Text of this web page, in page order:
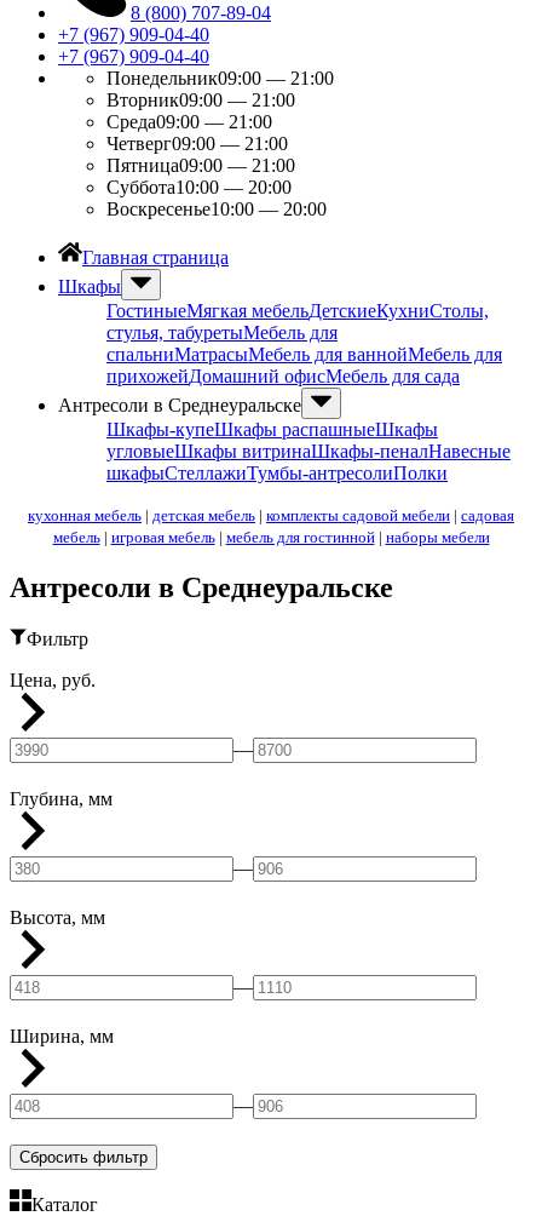
8 (800) 707-89-04
+7 (967) 909-04-40
+7 (967) 909-04-40
Понедельник09:00 — 21:00
Вторник09:00 — 21:00
Среда09:00 — 21:00
Четверг09:00 — 21:00
Пятница09:00 — 21:00
Суббота10:00 — 20:00
Воскресенье10:00 — 20:00
Главная страница
Шкафы
ГостиныеМягкая мебельДетскиеКухниСтолы,
стулья, табуретыМебель для
спальниМатрасыМебель для ваннойМебель для
прихожейДомашний офисМебель для сада
Антресоли в Среднеуральске
Шкафы-купеШкафы распашныеШкафы
угловыеШкафы витринаШкафы-пеналНавесные
шкафыСтеллажиТумбы-антресолиПолки
кухонная мебель | детская мебель | комплекты садовой мебели | садовая
мебель| игровая мебель| мебель для гостинной| наборы мебели
Антресоли в Среднеуральске
Фильтр
Цена, руб.
—
Глубина, мм
—
Высота, мм
—
Ширина, мм
—
Сбросить фильтр
Каталог